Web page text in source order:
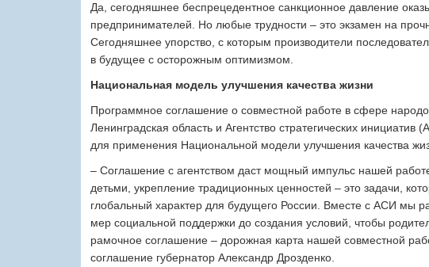
Да, сегодняшнее беспрецедентное санкционное давление
предпринимателей. Но любые трудности – это экзамен на
Сегодняшнее упорство, с которым производители
в будущее с осторожным оптимизмом.
Национальная модель улучшения качества жизни
Программное соглашение о совместной работе в сфере
Ленинградская область и Агентство стратегических
для применения Национальной модели улучшения качества
– Соглашение с агентством даст мощный импульс нашей
детьми, укрепление традиционных ценностей – это задачи,
глобальный характер для будущего России. Вместе с АСИ мы
мер социальной поддержки до создания условий, чтобы
рамочное соглашение – дорожная карта нашей совместной
соглашение губернатор Александр Дрозденко.